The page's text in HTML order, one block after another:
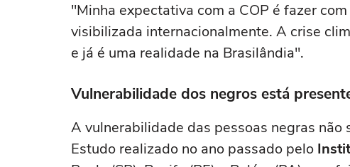
"Minha expectativa com a COP é fazer
visibilizada internacionalmente. A crise
e já é uma realidade na Brasilândia".
Vulnerabilidade dos negros está
A vulnerabilidade das pessoas negras
Estudo realizado no ano passado pelo